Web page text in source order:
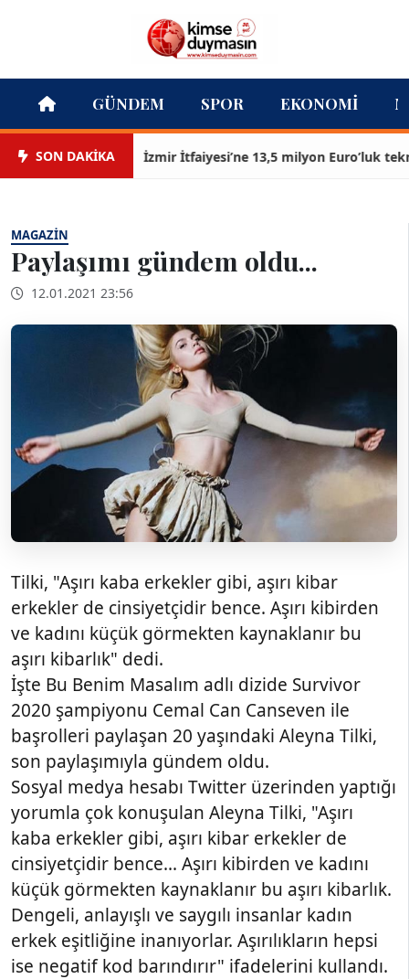
GÜNDEM SPOR EKONOMI
SON DAKİKAİzmir İtfaiyesi’ne 13,5 milyon Euro’luk
MAGAZIN
Paylaşımı gündem oldu...
12.01.2021 23:56
Tilki, "Aşırı kaba erkekler gibi, aşırı kibar
erkekler de cinsiyetçidir bence. Aşırı kibirden
ve kadını küçük görmekten kaynaklanır bu
aşırı kibarlık" dedi.
İşte Bu Benim Masalım adlı dizide Survivor
2020 şampiyonu Cemal Can Canseven ile
başrolleri paylaşan 20 yaşındaki Aleyna Tilki,
son paylaşımıyla gündem oldu.
Sosyal medya hesabı Twitter üzerinden yaptığı
yorumla çok konuşulan Aleyna Tilki, "Aşırı
kaba erkekler gibi, aşırı kibar erkekler de
cinsiyetçidir bence... Aşırı kibirden ve kadını
küçük görmekten kaynaklanır bu aşırı kibarlık.
Dengeli, anlayışlı ve saygılı insanlar kadın
erkek eşitliğine inanıyorlar. Aşırılıkların hepsi
ise negatif kod barındırır" ifadelerini kullandı.